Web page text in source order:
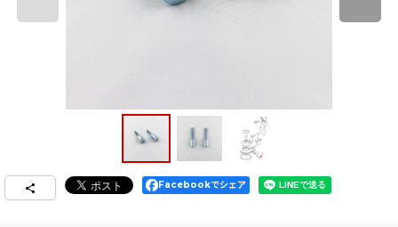
Facebookでシェア